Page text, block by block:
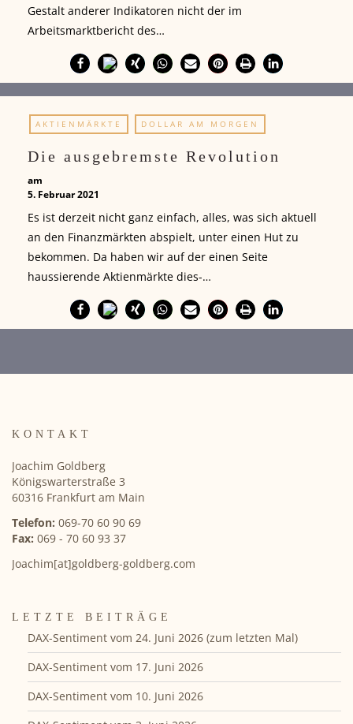
Gestalt anderer Indikatoren nicht der im
Arbeitsmarktbericht des…
AKTIENMÄRKTE DOLLAR AM MORGEN
Die ausgebremste Revolution
am
5. Februar 2021
Es ist derzeit nicht ganz einfach, alles, was sich aktuell
an den Finanzmärkten abspielt, unter einen Hut zu
bekommen. Da haben wir auf der einen Seite
haussierende Aktienmärkte dies-…
KONTAKT
Joachim Goldberg
Königswarterstraße 3
60316 Frankfurt am Main
Telefon: 069-70 60 90 69
Fax: 069 - 70 60 93 37
Joachim[at]goldberg-goldberg.com
LETZTE BEITRÄGE
DAX-Sentiment vom 24. Juni 2026 (zum letzten Mal)
DAX-Sentiment vom 17. Juni 2026
DAX-Sentiment vom 10. Juni 2026